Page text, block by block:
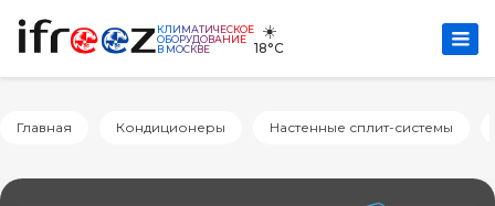
КЛИМАТИЧЕСКОЕ
ОБОРУДОВАНИЕ
В МОСКВЕ
☀️
18°C
Главная Кондиционеры Настенные сплит-системы